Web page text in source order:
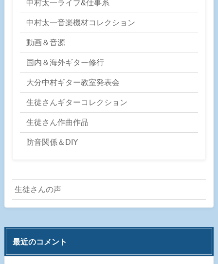
中村太一ライブ&仕事系
中村太一音楽機材コレクション
動画＆音源
国内＆海外ギター修行
大分中村ギター教室発表会
生徒さんギターコレクション
生徒さん作曲作品
防音関係＆DIY
生徒さんの声
最近のコメント